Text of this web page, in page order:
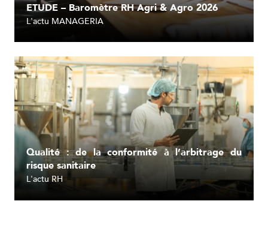
L'actu MANAGERIA
ETUDE – Baromètre RH Agri & Agro 2026
Lire l'article
L'actu RH
Qualité : de la conformité à l’arbitrage du
risque sanitaire